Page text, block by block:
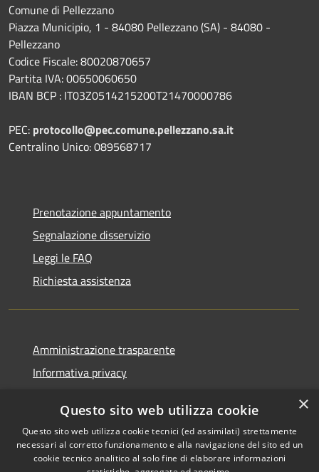
Comune di Pellezzano
Piazza Municipio, 1 - 84080 Pellezzano (SA) - 84080 -
Pellezzano
Codice Fiscale: 80020870657
Partita IVA: 00650060650
IBAN BCP : IT03Z0514215200T21470000786
PEC: protocollo@pec.comune.pellezzano.sa.it
Centralino Unico: 089568717
Prenotazione appuntamento
Segnalazione disservizio
Leggi le FAQ
Richiesta assistenza
Amministrazione trasparente
Informativa privacy
Dichiarazione di accessibilità
×
Questo sito web utilizza cookie
Questo sito web utilizza cookie tecnici (ed assimilati) strettamente
necessari al corretto funzionamento e alla navigazione del sito ed un
cookie tecnico analitico al solo fine di elaborare informazioni